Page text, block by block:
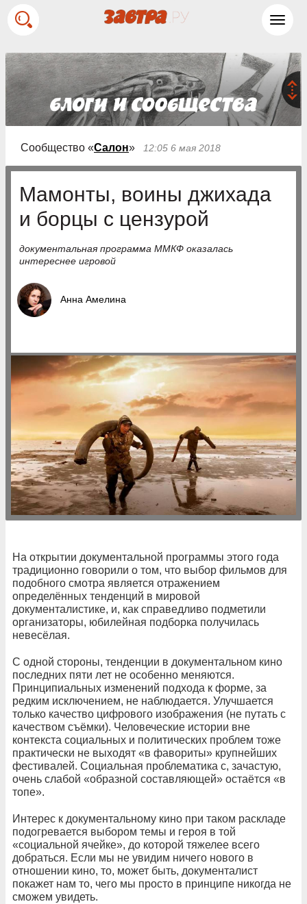
Сообщество «Салон» 12:05 6 мая 2018
Мамонты, воины джихада
и борцы с цензурой
документальная программа ММКФ оказалась
интереснее игровой
Анна Амелина
На открытии документальной программы этого года
традиционно говорили о том, что выбор фильмов для
подобного смотра является отражением
определённых тенденций в мировой
документалистике, и, как справедливо подметили
организаторы, юбилейная подборка получилась
невесёлая.
С одной стороны, тенденции в документальном кино
последних пяти лет не особенно меняются.
Принципиальных изменений подхода к форме, за
редким исключением, не наблюдается. Улучшается
только качество цифрового изображения (не путать с
качеством съёмки). Человеческие истории вне
контекста социальных и политических проблем тоже
практически не выходят «в фавориты» крупнейших
фестивалей. Социальная проблематика с, зачастую,
очень слабой «образной составляющей» остаётся «в
топе».
Интерес к документальному кино при таком раскладе
подогревается выбором темы и героя в той
«социальной ячейке», до которой тяжелее всего
добраться. Если мы не увидим ничего нового в
отношении кино, то, может быть, документалист
покажет нам то, чего мы просто в принципе никогда не
сможем увидеть.